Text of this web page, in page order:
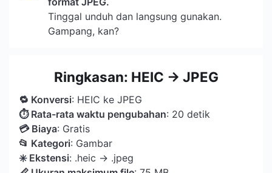
Tinggal unduh dan langsung gunakan.
Gampang, kan?
Ringkasan: HEIC → JPEG
🔁 Konversi: HEIC ke JPEG
⏱ Rata-rata waktu pengubahan: 20 detik
💳 Biaya: Gratis
📂 Kategori: Gambar
️✳️ Ekstensi: .heic → .jpeg